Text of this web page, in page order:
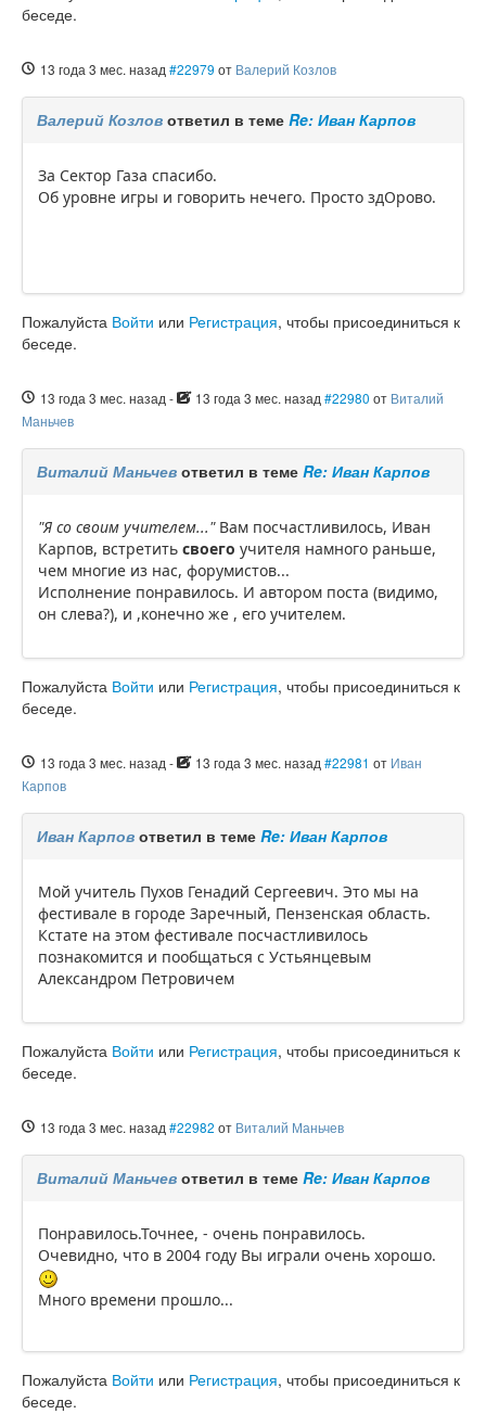
беседе.
13 года 3 мес. назад #22979 от Валерий Козлов
Валерий Козлов ответил в теме Re: Иван Карпов
За Сектор Газа спасибо.
Об уровне игры и говорить нечего. Просто здОрово.
Пожалуйста Войти или Регистрация, чтобы присоединиться к
беседе.
13 года 3 мес. назад - 13 года 3 мес. назад #22980 от Виталий
Маньчев
Виталий Маньчев ответил в теме Re: Иван Карпов
"Я со своим учителем..."Вам посчастливилось, Иван
Карпов, встретить своего учителя намного раньше,
чем многие из нас, форумистов...
Исполнение понравилось. И автором поста (видимо,
он слева?), и ,конечно же , его учителем.
Пожалуйста Войти или Регистрация, чтобы присоединиться к
беседе.
13 года 3 мес. назад - 13 года 3 мес. назад #22981 от Иван
Карпов
Иван Карпов ответил в теме Re: Иван Карпов
Мой учитель Пухов Генадий Сергеевич. Это мы на
фестивале в городе Заречный, Пензенская область.
Кстате на этом фестивале посчастливилось
познакомится и пообщаться с Устьянцевым
Александром Петровичем
Пожалуйста Войти или Регистрация, чтобы присоединиться к
беседе.
13 года 3 мес. назад #22982 от Виталий Маньчев
Виталий Маньчев ответил в теме Re: Иван Карпов
Понравилось.Точнее, - очень понравилось.
Очевидно, что в 2004 году Вы играли очень хорошо.
Много времени прошло...
Пожалуйста Войти или Регистрация, чтобы присоединиться к
беседе.